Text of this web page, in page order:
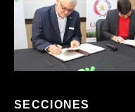
SECCIONES